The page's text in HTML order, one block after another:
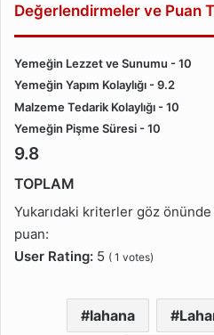
Değerlendirmeler ve Puan
Yemeğin Lezzet ve Sunumu - 10
Yemeğin Yapım Kolaylığı - 9.2
Malzeme Tedarik Kolaylığı - 10
Yemeğin Pişme Süresi - 10
9.8
TOPLAM
Yukarıdaki kriterler göz
puan:
User Rating: 5 ( 1 votes)
lahana